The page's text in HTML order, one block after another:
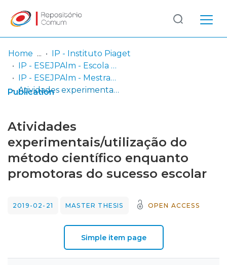
Communities
& Collections
Statistics
Log
In
(current)
Home
IP - Instituto Piaget
IP - ESEJPAlm - Escola Superior de Educação Jean Piaget de Almada
IP - ESEJPAlm - Mestrados
Atividades experimentais/utilização do método científico enquanto promotoras do sucesso escolar
Publication
Atividades
experimentais/utilização do
método científico enquanto
promotoras do sucesso escolar
2019-02-21 MASTER THESIS OPEN ACCESS
Simple item page